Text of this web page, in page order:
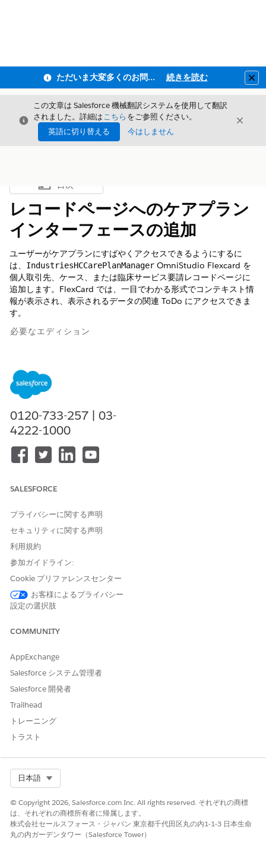
ただいま大変多くのお問い合わせをいただいており、ご連絡までにお時間を頂戴しております 続きを読む
閉じる
この文章は Salesforce 機械翻訳システムを使用して翻訳
されました。詳細はこちら をご参照ください。
英語に切り替える
今はしません
閉じる
目次を表示
目次
レコードページへのケアプラン
インターフェースの追加
ユーザーがケアプランにすばやくアクセスできるようにするに
は、
IndustriesHCCarePlanManager OmniStudio Flexcard を
個人取引先、ケース、または臨床サービス要請レコードページに
追加します。FlexCard では、一目でわかる形式でコンテキスト情
報が表示され、表示されるデータの関連 ToDo にアクセスできま
す。
必要なエディション
使用可能なエディション: Health Cloud が付属する
Edition および
必要なユーザー権限
または臨床サービス要請レコードページを開きます。
配置します。
ヒント この FlexCard のページに専用のタブを作成し、そ
のタブ内に配置することをお勧めします。
ページに配置した FlexCard コンポーネントを選択します。
ルドに「
決定表名
名を入力します。
ページを保存して有効にします。
0120-733-257 | 03-
4222-1000
SALESFORCE
プライバシーに関する声明
セキュリティに関する声明
利用規約
参加ガイドライン:
Cookie プリファレンスセンター
お客様によるプライバシー
設定の選択肢
COMMUNITY
AppExchange
Salesforce システム管理者
Salesforce 開発者
Trailhead
トレーニング
トラスト
日本語
© Copyright 2026, Salesforce.com Inc. All rights reserved. それぞれの商標
は、それぞれの商標所有者に帰属します。
株式会社セールスフォース・ジャパン 東京都千代田区丸の内1-1-3 日本生命
丸の内ガーデンタワー（Salesforce Tower）